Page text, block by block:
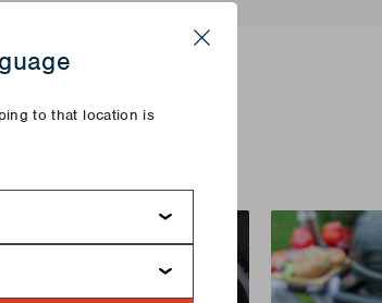
to that location is